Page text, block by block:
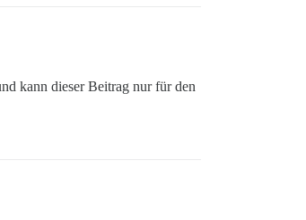
kann dieser Beitrag nur für den